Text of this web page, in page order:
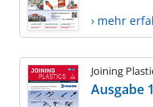
› mehr
Joining
Ausgabe